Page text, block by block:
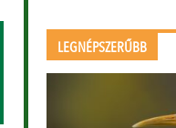
LEGNÉPSZERŰBB